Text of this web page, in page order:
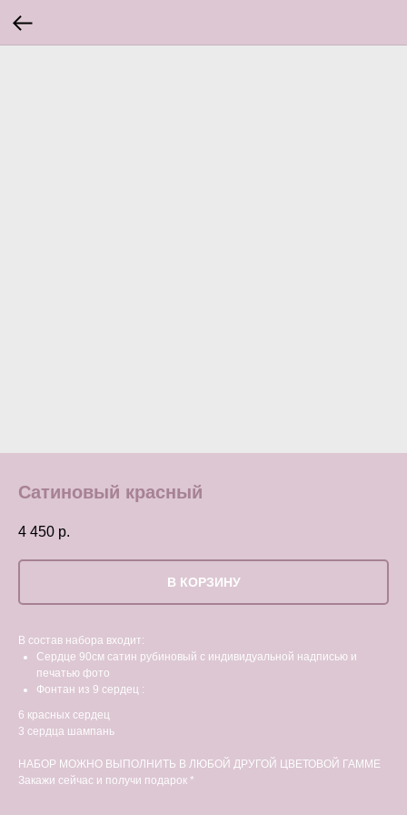
Сатиновый красный
4 450 р.
В КОРЗИНУ
В состав набора входит:
Сердце 90см сатин рубиновый с индивидуальной надписью и
печатью фото
Фонтан из 9 сердец :
6 красных сердец
3 сердца шампань
НАБОР МОЖНО ВЫПОЛНИТЬ В ЛЮБОЙ ДРУГОЙ ЦВЕТОВОЙ ГАММЕ
Закажи сейчас и получи подарок *